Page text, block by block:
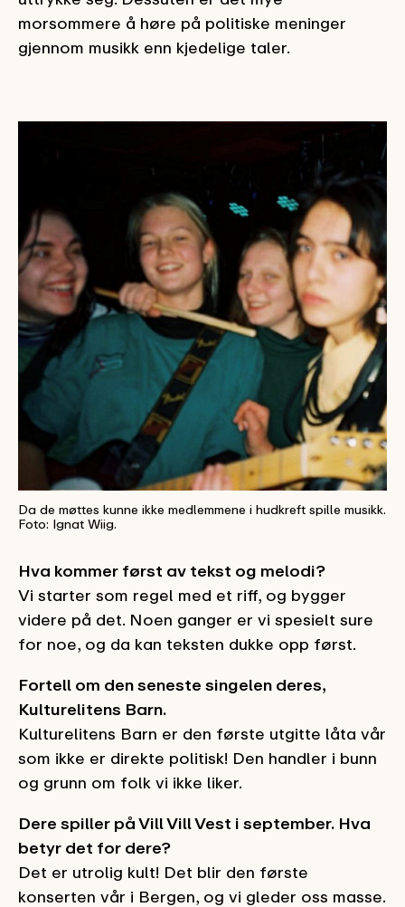
morsommere å høre på politiske meninger
gjennom musikk enn kjedelige taler.
Da de møttes kunne ikke medlemmene i hudkreft spille musikk.
Foto: Ignat Wiig.
Hva kommer først av tekst og melodi?
Vi starter som regel med et riff, og bygger
videre på det. Noen ganger er vi spesielt sure
for noe, og da kan teksten dukke opp først.
Fortell om den seneste singelen deres,
Kulturelitens Barn.
Kulturelitens Barn er den første utgitte låta vår
som ikke er direkte politisk! Den handler i bunn
og grunn om folk vi ikke liker.
Dere spiller på Vill Vill Vest i september. Hva
betyr det for dere?
Det er utrolig kult! Det blir den første
konserten vår i Bergen, og vi gleder oss masse.